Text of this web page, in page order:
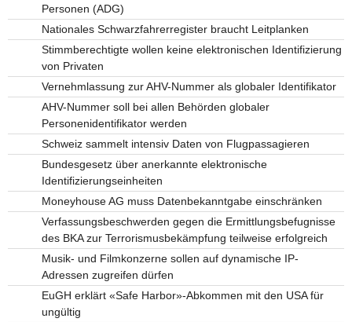
Personen (ADG)
Nationales Schwarzfahrerregister braucht Leitplanken
Stimmberechtigte wollen keine elektronischen Identifizierung
von Privaten
Vernehmlassung zur AHV-Nummer als globaler Identifikator
AHV-Nummer soll bei allen Behörden globaler
Personenidentifikator werden
Schweiz sammelt intensiv Daten von Flugpassagieren
Bundesgesetz über anerkannte elektronische
Identifizierungseinheiten
Moneyhouse AG muss Datenbekanntgabe einschränken
Verfassungsbeschwerden gegen die Ermittlungsbefugnisse
des BKA zur Terrorismusbekämpfung teilweise erfolgreich
Musik- und Filmkonzerne sollen auf dynamische IP-
Adressen zugreifen dürfen
EuGH erklärt «Safe Harbor»-Abkommen mit den USA für
ungültig